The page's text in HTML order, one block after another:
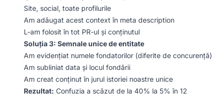
Site, social, toate profilurile
Am adăugat acest context în meta description
L-am folosit în tot PR-ul și conținutul
Soluția 3: Semnale unice de entitate
Am evidențiat numele fondatorilor (diferite de concurență)
Am subliniat data și locul fondării
Am creat conținut în jurul istoriei noastre unice
Rezultat: Confuzia a scăzut de la 40% la 5% în 12